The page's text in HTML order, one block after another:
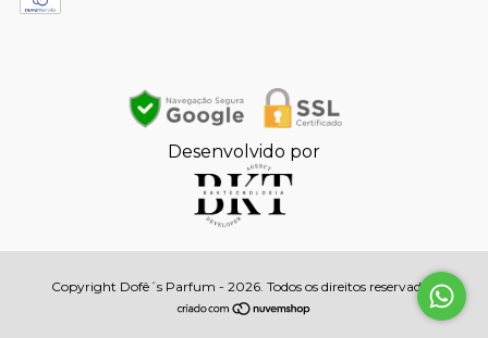
Desenvolvido por
Copyright Dofê´s Parfum - 2026. Todos os direitos reservados.